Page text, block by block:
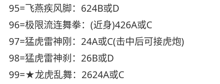
95=飞燕疾风脚：624B或D
96=极限流连舞拳：(近身)426A或C
97=猛虎雷神刚：24A或C(击中后可接虎炮)
98=猛虎雷神刹：26B或D
99=★龙虎乱舞：2624A或C